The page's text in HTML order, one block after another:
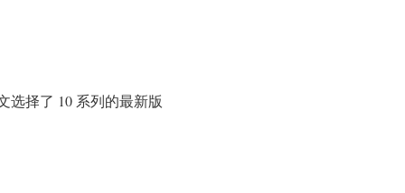
选择了 10 系列的最新版